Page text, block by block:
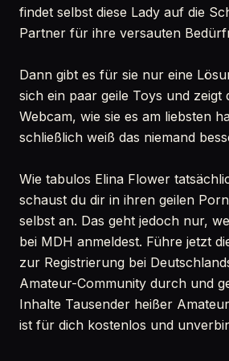
findet selbst diese Lady auf die
Partner für ihre versauten
Dann gibt es für sie nur eine
sich ein paar geile Toys und zeigt
Webcam, wie sie es am liebsten
schließlich weiß das niemand
Wie tabulos Elina Flower
schaust du dir in ihren geilen
selbst an. Das geht jedoch nur,
bei MDH anmeldest. Führe jetzt
zur Registrierung bei
Amateur-Community durch und
Inhalte Tausender heißer
ist für dich kostenlos und